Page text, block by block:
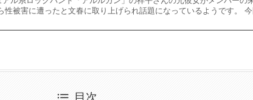
性被害に遭ったと文春に取り上げられ話題になっているようです。
目次